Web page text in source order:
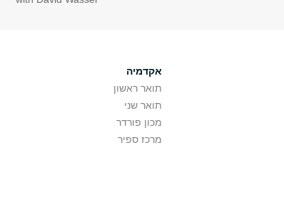
אקדמיה
תואר ראשון
תואר שני
מכון פורדר
מרכז ספיר